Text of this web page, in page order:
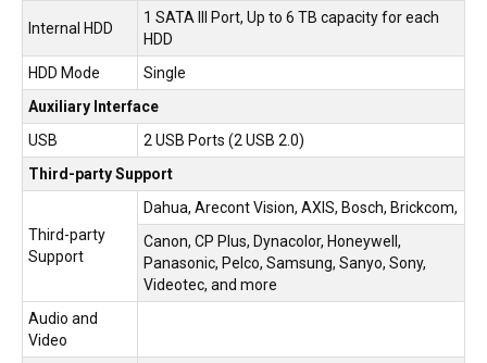
Internal HDD
1 SATA III Port, Up to 6 TB capacity for each
HDD
HDD Mode
Single
Auxiliary Interface
USB
2 USB Ports (2 USB 2.0)
Third-party Support
Third-party
Support
Dahua, Arecont Vision, AXIS, Bosch, Brickcom,
Canon, CP Plus, Dynacolor, Honeywell,
Panasonic, Pelco, Samsung, Sanyo, Sony,
Videotec, and more
Audio and
Video